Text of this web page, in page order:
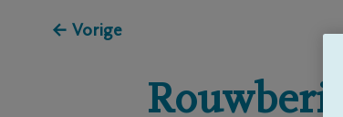
← Vorige